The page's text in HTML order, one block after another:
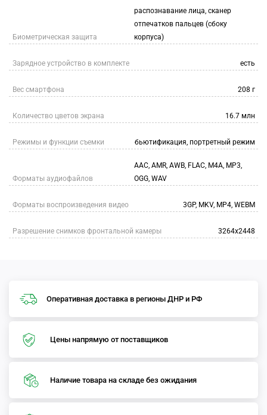
Биометрическая защита
распознавание лица, сканер
отпечатков пальцев (сбоку
корпуса)
Зарядное устройство в комплекте есть
Вес смартфона 208 г
Количество цветов экрана 16.7 млн
Режимы и функции съемки бьютификация, портретный режим
Форматы аудиофайлов
AAC, AMR, AWB, FLAC, M4A, MP3,
OGG, WAV
Форматы воспроизведения видео 3GP, MKV, MP4, WEBM
Разрешение снимков фронтальной камеры 3264x2448
Оперативная доставка в регионы ДНР и РФ
Цены напрямую от поставщиков
Наличие товара на складе без ожидания